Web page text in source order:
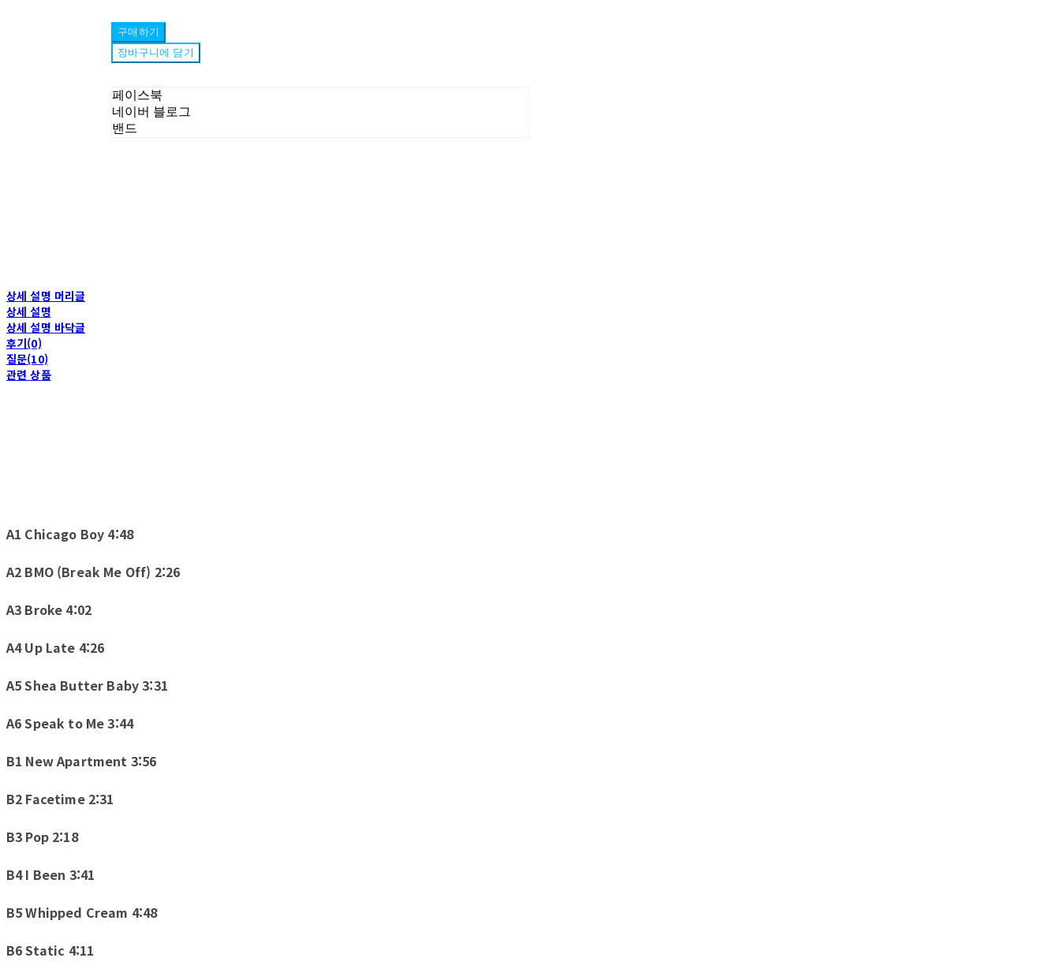
구매하기
장바구니에 담기
페이스북
네이버 블로그
밴드
상세 설명 머리글
상세 설명
상세 설명 바닥글
후기(0)
질문(10)
관련 상품
A1 Chicago Boy 4:48
A2 BMO (Break Me Off) 2:26
A3 Broke 4:02
A4 Up Late 4:26
A5 Shea Butter Baby 3:31
A6 Speak to Me 3:44
B1 New Apartment 3:56
B2 Facetime 2:31
B3 Pop 2:18
B4 I Been 3:41
B5 Whipped Cream 4:48
B6 Static 4:11